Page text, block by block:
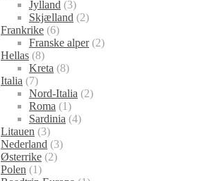
Jylland (3)
Skjælland (2)
Frankrike (6)
Franske alper(2)
Hellas (8)
Kreta (8)
Italia (7)
Nord-Italia (2)
Roma (1)
Sardinia (4)
Litauen (3)
Nederland (3)
Østerrike (2)
Polen (1)